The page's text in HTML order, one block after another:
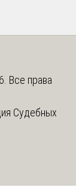
Все права
Судебных